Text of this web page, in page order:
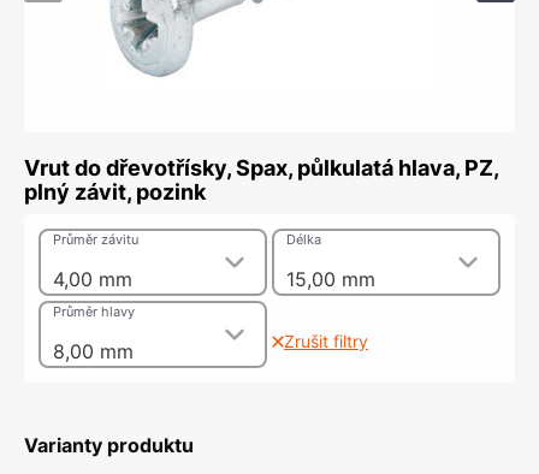
Vrut do dřevotřísky, Spax, půlkulatá hlava, PZ,
plný závit, pozink
4,00 mm
Průměr závitu
15,00 mm
Délka
8,00 mm
Průměr hlavy
Zrušit filtry
Varianty produktu